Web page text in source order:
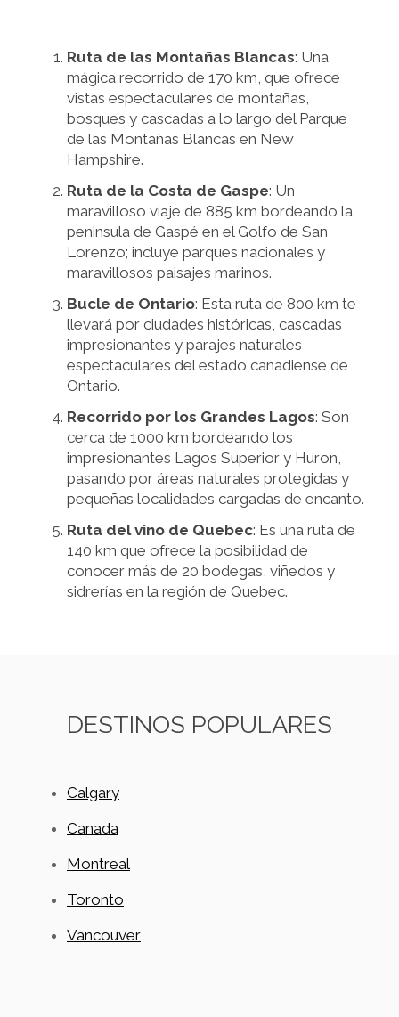
Ruta de las Montañas Blancas: Una
mágica recorrido de 170 km, que ofrece
vistas espectaculares de montañas,
bosques y cascadas a lo largo del Parque
de las Montañas Blancas en New
Hampshire.
Ruta de la Costa de Gaspe: Un
maravilloso viaje de 885 km bordeando la
peninsula de Gaspé en el Golfo de San
Lorenzo; incluye parques nacionales y
maravillosos paisajes marinos.
Bucle de Ontario: Esta ruta de 800 km te
llevará por ciudades históricas, cascadas
impresionantes y parajes naturales
espectaculares del estado canadiense de
Ontario.
Recorrido por los Grandes Lagos: Son
cerca de 1000 km bordeando los
impresionantes Lagos Superior y Huron,
pasando por áreas naturales protegidas y
pequeñas localidades cargadas de encanto.
Ruta del vino de Quebec: Es una ruta de
140 km que ofrece la posibilidad de
conocer más de 20 bodegas, viñedos y
sidrerías en la región de Quebec.
DESTINOS POPULARES
Calgary
Canada
Montreal
Toronto
Vancouver